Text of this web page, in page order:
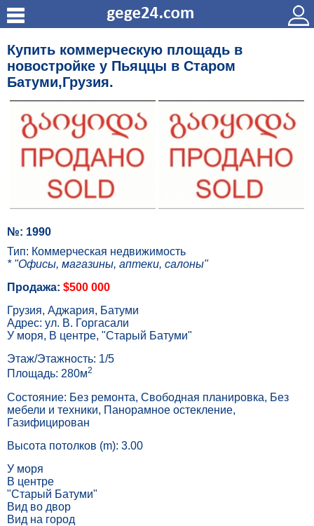
Купить коммерческую площадь в
новостройке у Пьяццы в Старом
Батуми,Грузия.
№: 1990
Тип: Коммерческая недвижимость
* "Офисы, магазины, аптеки, салоны"
Продажа: $500 000
Грузия, Аджария, Батуми
Адрес: ул. В. Горгасали
У моря, В центре, "Старый Батуми"
Этаж/Этажность: 1/5
Площадь: 280м2
Состояние: Без ремонта, Свободная планировка, Без
мебели и техники, Панорамное остекление,
Газифицирован
Высота потолков (m): 3.00
У моря
В центре
"Старый Батуми"
Вид во двор
Вид на город